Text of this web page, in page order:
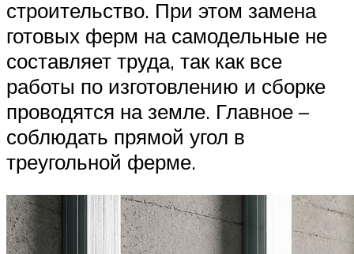
строительство. При этом замена
готовых ферм на самодельные не
составляет труда, так как все
работы по изготовлению и сборке
проводятся на земле. Главное –
соблюдать прямой угол в
треугольной ферме.